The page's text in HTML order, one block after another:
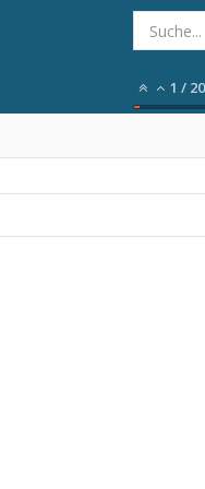
1 / 20